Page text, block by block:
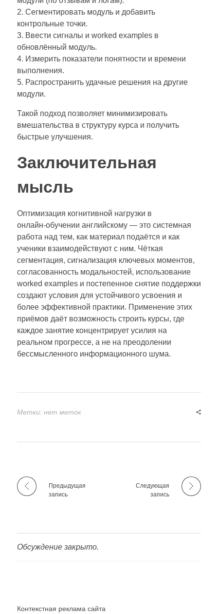
2. Сегментировать модуль и добавить
контрольные точки.
3. Ввести сигналы и worked examples в
обновлённый модуль.
4. Измерить показатели понятности и времени
выполнения.
5. Распространить удачные решения на другие
модули.
Такой подход позволяет минимизировать
вмешательства в структуру курса и получить
быстрые улучшения.
Заключительная
мысль
Оптимизация когнитивной нагрузки в
онлайн‑обучении английскому — это системная
работа над тем, как материал подаётся и как
ученики взаимодействуют с ним. Чёткая
сегментация, сигнализация ключевых моментов,
согласованность модальностей, использование
worked examples и постепенное снятие поддержки
создают условия для устойчивого усвоения и
более эффективной практики. Применение этих
приёмов даёт возможность строить курсы, где
каждое занятие концентрирует усилия на
реальном прогрессе, а не на преодолении
бессмысленного информационного шума.
Метки: нет меток
Предыдущая
запись
Следующая
запись
Обсуждение закрыто.
Контекстная реклама сайта